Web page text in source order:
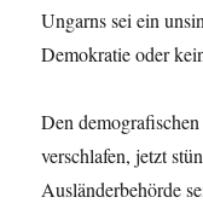
Ungarns sei ein
Demokratie oder
Den
verschlafen, jetzt
Ausländerbehörde